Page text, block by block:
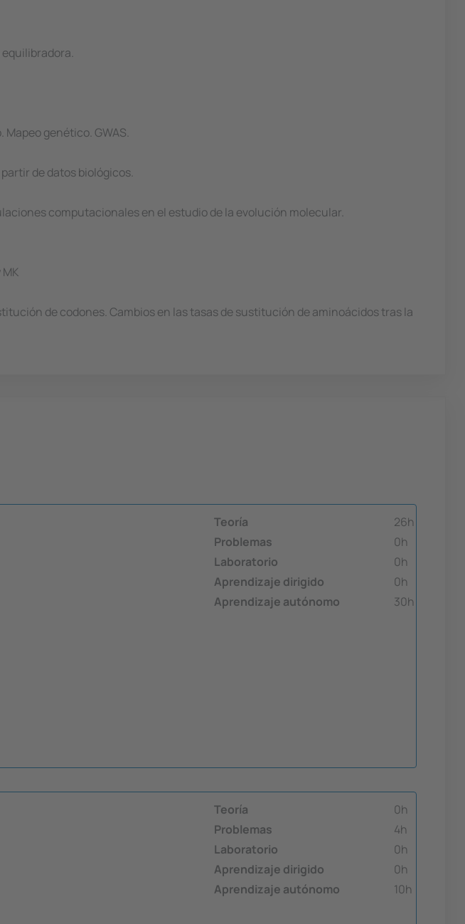
genético. GWAS.
de datos biológicos.
computacionales en el estudio de la evolución molecular.
de codones. Cambios en las tasas de sustitución de aminoácidos tras la
Teoría
26h
Problemas
0h
Laboratorio
0h
Aprendizaje dirigido
0h
Aprendizaje autónomo
30h
Teoría
0h
Problemas
4h
Laboratorio
0h
Aprendizaje dirigido
0h
Aprendizaje autónomo
10h